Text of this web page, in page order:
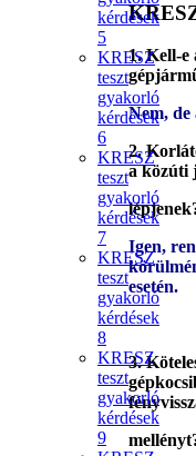
1.Kell-e
Nem,
2.
a közúti
Igen,
esetén.
3.
kérdések
5
KRESZ
teszt
gyakorló
kérdések
6
KRESZ
teszt
gyakorló
kérdések
7
KRESZ
teszt
gyakorló
kérdések
8
KRESZ
teszt
gyakorló
kérdések
9